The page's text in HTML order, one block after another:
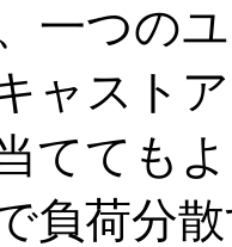
一つの
ャスト
てても
負荷分